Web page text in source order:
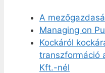
A
Managing on
Kockáról
transzformáció
Kft.-nél